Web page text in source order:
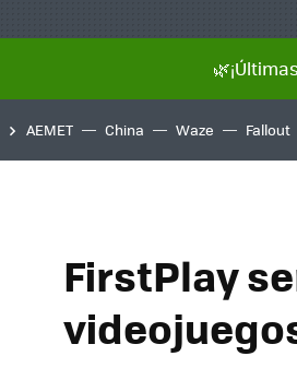
AEMET China Waze Fallout
FirstPlay